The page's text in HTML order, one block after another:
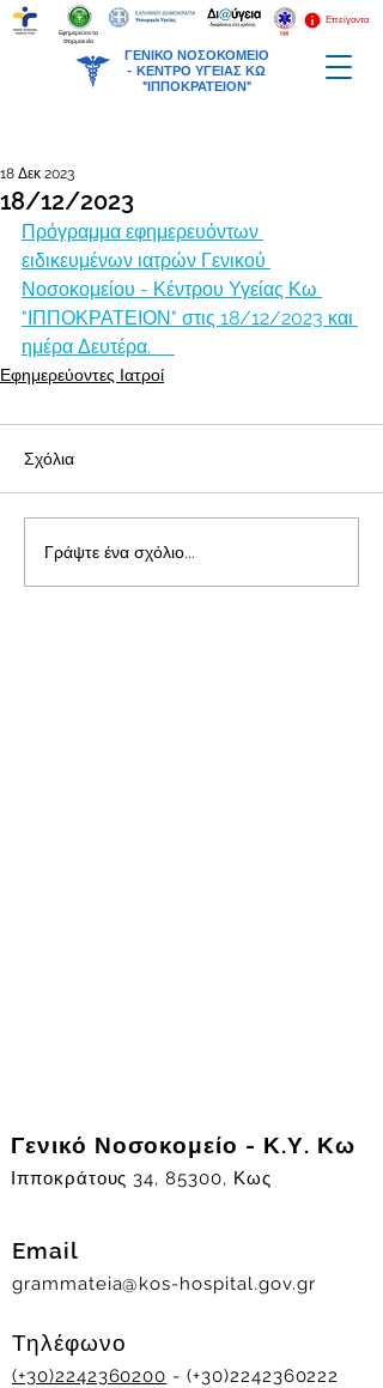
ΓΕΝΙΚΟ ΝΟΣΟΚΟΜΕΙΟ
- ΚΕΝΤΡΟ ΥΓΕΙΑΣ ΚΩ
"ΙΠΠΟΚΡΑΤΕΙΟΝ"
Επείγοντα
Εφημερεύοντα
Φαρμακεία
18/12/2023
18 Δεκ 2023
Πρόγραμμα εφημερευόντων
ειδικευμένων ιατρών Γενικού
Νοσοκομείου - Κέντρου Υγείας Κω
"ΙΠΠΟΚΡΑΤΕΙΟΝ" στις 18/12/2023 και
ημέρα Δευτέρα.
Εφημερεύοντες Ιατροί
Σχόλια
Γράψτε ένα σχόλιο...
Γενικό Νοσοκομείο - Κ.Υ. Κω
Ιπποκράτους 34, 85300, Κως
Email
grammateia@kos-hospital.gov.gr
Τηλέφωνο
(+30)2242360200 - (+30)2242360222